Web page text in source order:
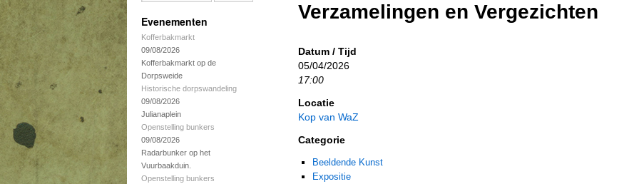
Evenementen
Kofferbakmarkt
09/08/2026
Kofferbakmarkt op de
Dorpsweide
Historische dorpswandeling
09/08/2026
Julianaplein
Openstelling bunkers
09/08/2026
Radarbunker op het
Vuurbaakduin.
Openstelling bunkers
Verzamelingen en Vergezichten
Datum / Tijd
05/04/2026
17:00
Locatie
Kop van WaZ
Categorie
Beeldende Kunst
Expositie